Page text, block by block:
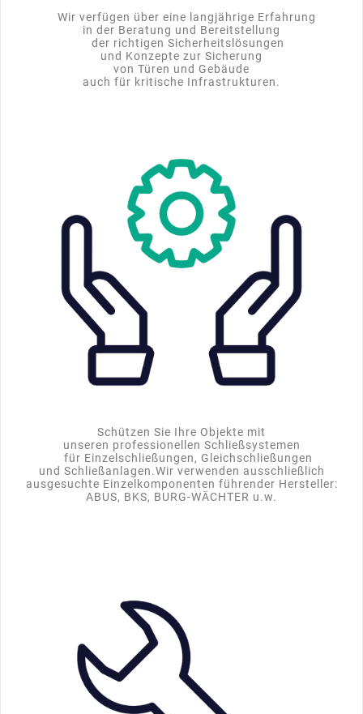
Wir verfügen über eine langjährige Erfahrung
in der Beratung und Bereitstellung
der richtigen Sicherheitslösungen
und Konzepte zur Sicherung
von Türen und Gebäude
auch für kritische Infrastrukturen.
Schützen Sie Ihre Objekte mit
unseren professionellen Schließsystemen
für Einzelschließungen, Gleichschließungen
und Schließanlagen.Wir verwenden ausschließlich
ausgesuchte Einzelkomponenten führender Hersteller:
ABUS, BKS, BURG-WÄCHTER u.w.